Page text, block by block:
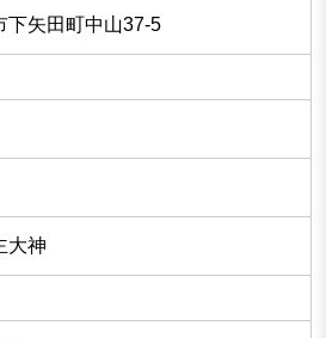
下矢田町中山37-5
大神